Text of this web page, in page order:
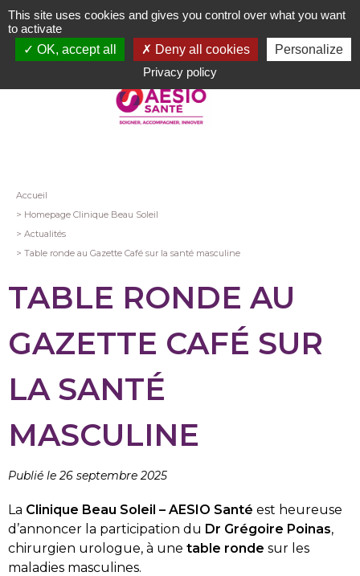
Aller
au
contenu
Fil
d'Ariane
Accueil
Homepage Clinique Beau Soleil
Actualités
Table ronde au Gazette Café sur la santé masculine
TABLE RONDE AU
GAZETTE CAFÉ SUR
LA SANTÉ
MASCULINE
Publié le 26 septembre 2025
La Clinique Beau Soleil – AESIO Santé est heureuse
d’annoncer la participation du Dr Grégoire Poinas,
chirurgien urologue, à une table ronde sur les
maladies masculines.
This site uses cookies and gives you control over what you want
to activate
OK, accept all
Deny all cookies
Personalize
Privacy policy